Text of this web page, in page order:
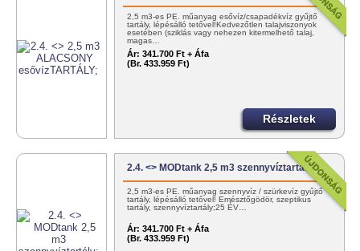
2,5 m3-es PE. műanyag esővíz/csapadékvíz gyűjtő
tartály, lépésálló tetővel!Kedvezőtlen talajviszonyok
esetében (sziklás vagy nehezen kitermelhető talaj,
magas…
Ár: 341.700 Ft + Áfa
(Br. 433.959 Ft)
Részletek
2.4. <> MODtank 2,5 m3 szennyvíztartály;
2,5 m3-es PE. műanyag szennyvíz / szürkevíz gyűjtő
tartály, lépésálló tetővel! Emésztőgödör, szeptikus
tartály, szennyvíztartály;25 ÉV…
Ár: 341.700 Ft + Áfa
(Br. 433.959 Ft)